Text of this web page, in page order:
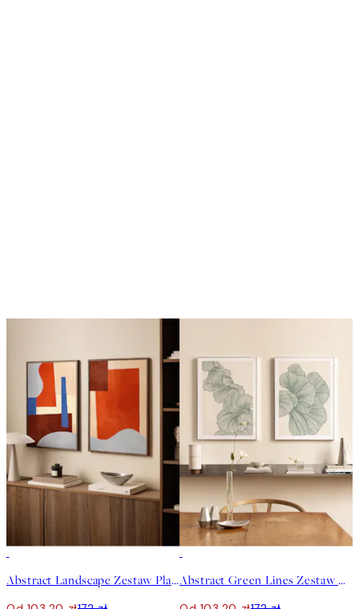
Abstract Landscape Zestaw Plakatów Abstract Green Lines Zestaw Plakatów